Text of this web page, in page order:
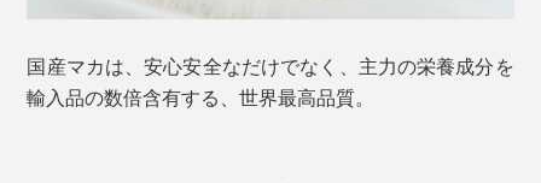
国産マカは、安心安全なだけでなく、主力の栄養成分を
輸入品の数倍含有する、世界最高品質。